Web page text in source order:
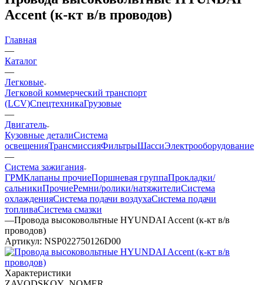
Accent (к-кт в/в проводов)
Главная
—
Каталог
—
Легковые
Легковой коммерческий транспорт
(LCV)СпецтехникаГрузовые
—
Двигатель
Кузовные деталиСистема
освещенияТрансмиссияФильтрыШассиЭлектрооборудование
—
Система зажигания
ГРМКлапаны прочиеПоршневая группаПрокладки/
сальникиПрочиеРемни/ролики/натяжителиСистема
охлажденияСистема подачи воздухаСистема подачи
топливаСистема смазки
—Провода высоковольтные HYUNDAI Accent (к-кт в/в
проводов)
Артикул: NSP022750126D00
Характеристики